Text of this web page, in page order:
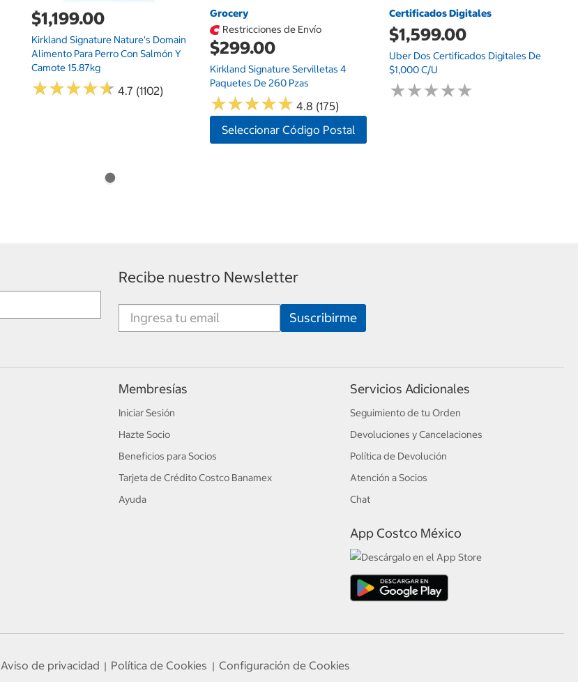
$1,199.00
Kirkland Signature Nature's Domain
Alimento Para Perro Con Salmón Y
Camote 15.87kg
★★★★★
★★★★★ 4.7 (1102)
Grocery
Restricciones de Envío
$299.00
Kirkland Signature Servilletas 4
Paquetes De 260 Pzas
★★★★★
★★★★★ 4.8 (175)
Seleccionar Código Postal
Certificados Digitales
$1,599.00
Uber Dos Certificados Digitales De
$1,000 C/u
★★★★★
★★★★★
Recibe nuestro Newsletter
Membresías
Iniciar Sesión
Hazte Socio
Beneficios para Socios
Tarjeta de Crédito Costco Banamex
Ayuda
Servicios Adicionales
Seguimiento de tu Orden
Devoluciones y Cancelaciones
Política de Devolución
Atención a Socios
Chat
App Costco México
Aviso de privacidad | Política de Cookies | Configuración de Cookies